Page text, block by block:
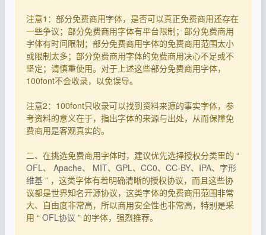
注意1：部分免费商用字体，是否可以真正免费商用还存在
一些争议；部分免费商用字体有平台限制；部分免费商用
字体有时间限制；部分免费商用字体的免费商用范围太小
或限制太多；部分免费商用字体的免费商用决心不足或不
坚定；请慎重使用。对于上述这些部分免费商用字体，
100font不会收录，以免误导。
注意2：100font只收录可以找到资料来源的事实字体，参
考资料的意义在于，指出字体的来源与出处，从而保障免
费商用是客观真实的。
二、在挑选免费商用字体时，建议优先选择授权分类里的 “
OFL 、 Apache、 MIT、 GPL 、 CC0、 CC-BY、 IPA、 字形
维基 ” ，这类字体有着明确清晰的授权协议，而且这些协
议都是世界知名开源协议，这类字体的免费商用范围非常
大、自由度非常高，所以商用安全性也非常高，特别是采
用 “ OFL协议 ” 的字体，强烈推荐。